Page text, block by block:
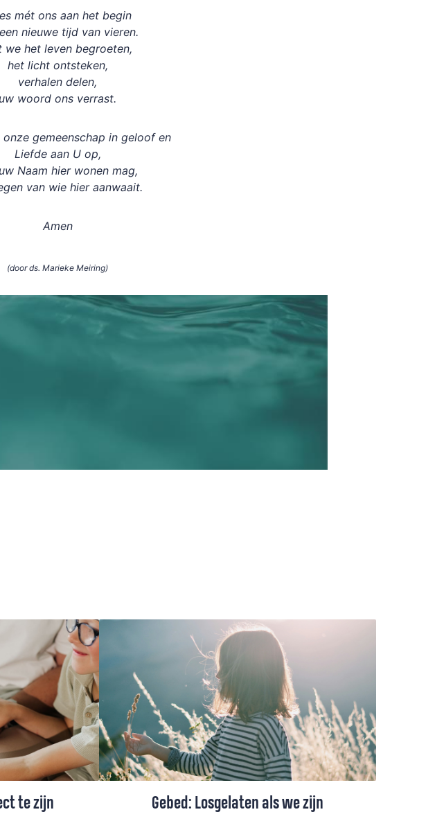
mét ons aan het begin
nieuwe tijd van vieren.
we het leven begroeten,
het licht ontsteken,
verhalen delen,
uw woord ons verrast.
onze gemeenschap in geloof en
Liefde aan U op,
Naam hier wonen mag,
van wie hier aanwaait.
Amen
(door ds. Marieke Meiring)
te zijn Gebed: Losgelaten als we zijn